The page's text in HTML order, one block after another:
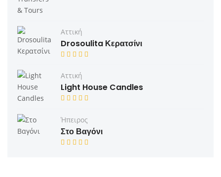
Αττική
Drosoulita Κερατσίνι
Αττική
Light House Candles
Ήπειρος
Στο Βαγόνι